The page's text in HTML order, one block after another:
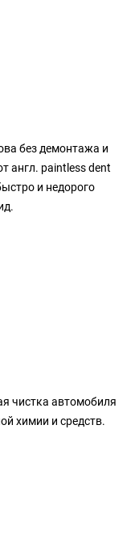
без демонтажа и
англ. paintless dent
и недорого
чистка автомобиля
химии и средств.